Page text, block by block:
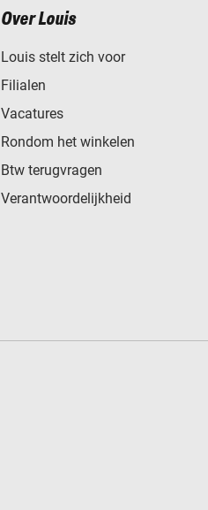
Over Louis
Louis stelt zich voor
Filialen
Vacatures
Rondom het winkelen
Btw terugvragen
Verantwoordelijkheid